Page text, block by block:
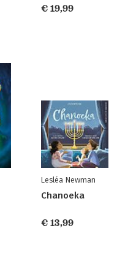
€ 19,99
Lesléa Newman
Chanoeka
€ 13,99